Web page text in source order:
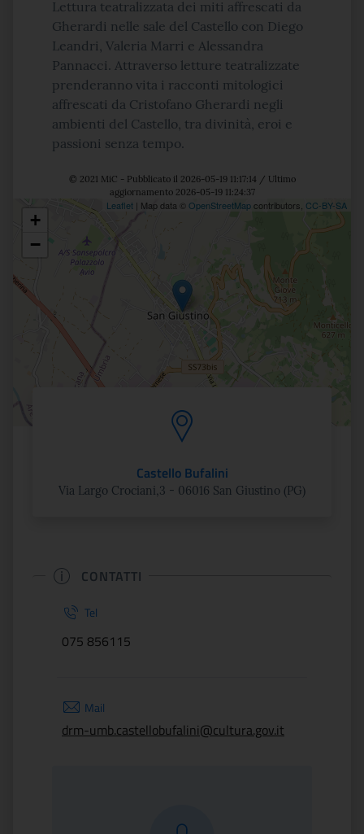
Lettura teatralizzata dei miti affrescati da
Gherardi nelle sale del Castello con Diego
Leandri, Valeria Marri e Alessandra
Pannacci. Attraverso letture teatralizzate
prenderanno vita i racconti mitologici
affrescati da Cristofano Gherardi negli
ambienti del Castello, tra divinità, eroi e
passioni senza tempo.
© 2021 MiC - Pubblicato il 2026-05-19 11:17:14 / Ultimo
aggiornamento 2026-05-19 11:24:37
Posizione
+
−
Leaflet | Map data © OpenStreetMapcontributors, CC-BY-SA
Castello Bufalini
Via Largo Crociani,3 - 06016 San Giustino (PG)
CONTATTI
Tel
075 856115
Mail
drm-umb.castellobufalini@cultura.gov.it